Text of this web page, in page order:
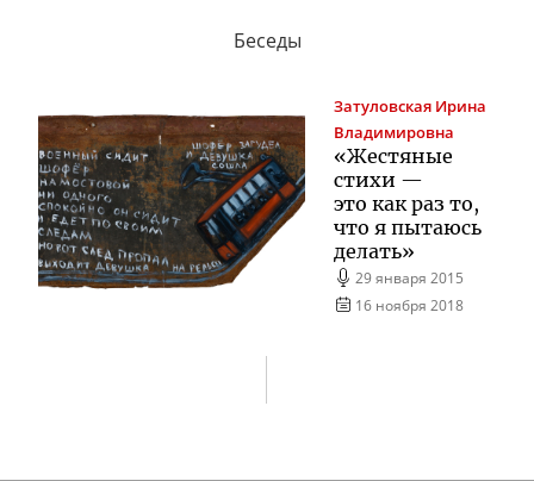
Беседы
Затуловская Ирина
Владимировна
«Жестяные
стихи —
это как раз то,
что я пытаюсь
делать»
29 января 2015
16 ноября 2018